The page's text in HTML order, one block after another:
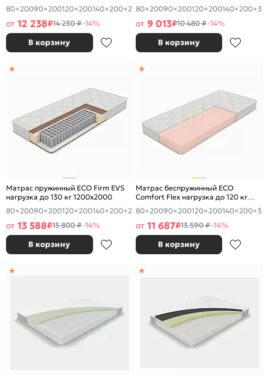
80×20090×200120×200140×200+2
от 12 238₽14 230 ₽-14%
В корзину
80×20090×200120×200140×200+3
от 9 013₽10 480 ₽-14%
В корзину
Матрас пружинный ECO Firm EVS
нагрузка до 130 кг 1200x2000
80×20090×200120×200140×200+2
от 13 588₽15 800 ₽-14%
В корзину
Матрас беспружинный ECO
Comfort Flex нагрузка до 120 кг
1200x2000
80×20090×200120×200140×200+3
от 11 687₽13 590 ₽-14%
В корзину